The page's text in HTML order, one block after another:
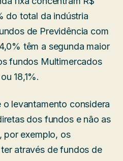
do total da indústria
de Previdência com
têm a segunda maior
fundos Multimercados
18,1%.
levantamento considera
dos fundos e não as
por exemplo, os
através de fundos de